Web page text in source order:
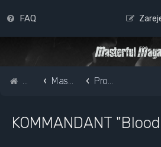
FAQ
Strona główna
Masterful Magazine Message Board Promote your band /webpage
KOMMANDANT